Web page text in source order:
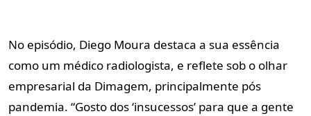
No episódio, Diego Moura destaca a sua essência
como um médico radiologista, e reflete sob o olhar
empresarial da Dimagem, principalmente pós
pandemia. “Gosto dos ‘insucessos’ para que a gente